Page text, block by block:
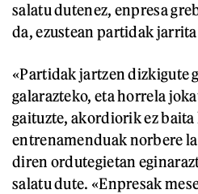
salatu dutenez, enpresa
da, ezustean partidak
«Partidak jartzen dizkigute
galarazteko, eta horrela
gaituzte, akordiorik ez baita
entrenamenduak norbere
diren ordutegietan
salatu dute. «Enpresak